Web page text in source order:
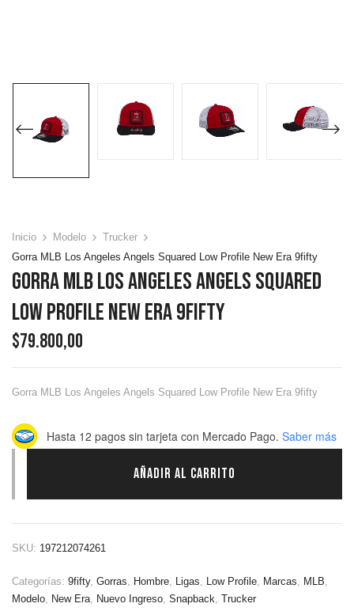
Inicio Modelo
Trucker
Gorra MLB Los Angeles Angels Squared Low Profile New Era 9fifty
Gorra MLB Los Angeles Angels Squared
Low Profile New Era 9fifty
$79.800,00
Gorra MLB Los Angeles Angels Squared Low Profile New Era 9fifty
Hasta 12 pagos sin tarjeta con Mercado Pago. Saber más
AÑADIR AL CARRITO
SKU: 197212074261
Categorías: 9fifty, Gorras, Hombre, Ligas, Low Profile, Marcas, MLB,
Modelo, New Era, Nuevo Ingreso, Snapback, Trucker